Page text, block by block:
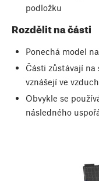
podložku
Rozdělit na části
Ponechá model
Části zůstávají na
vznášejí ve
Obvykle se
následného